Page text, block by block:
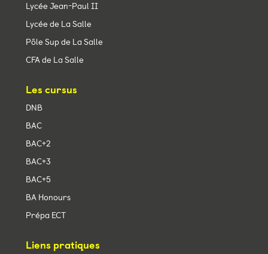
Lycée Jean-Paul II
Lycée de La Salle
Pôle Sup de La Salle
CFA de La Salle
Les cursus
DNB
BAC
BAC+2
BAC+3
BAC+5
BA Honours
Prépa ECT
Liens pratiques